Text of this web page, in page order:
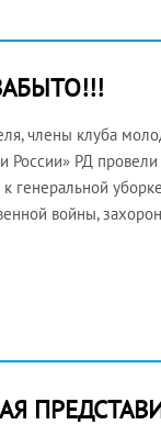
члены клуба
РД провели
генеральной
войны,